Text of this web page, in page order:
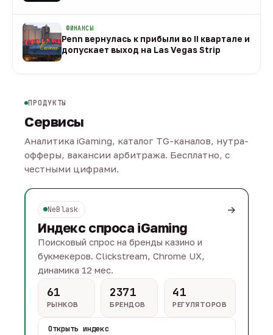
ФИНАНСЫ
Penn вернулась к прибыли во II квартале и
допускает выход на Las Vegas Strip
ПРОДУКТЫ
Сервисы
Аналитика iGaming, каталог TG-каналов, нутра-
офферы, вакансии арбитража. Бесплатно, с
честными цифрами.
NeBlask →
Индекс спроса iGaming
Поисковый спрос на бренды казино и
букмекеров. Clickstream, Chrome UX,
динамика 12 мес.
61
РЫНКОВ
2371
БРЕНДОВ
41
РЕГУЛЯТОРОВ
Открыть индекс